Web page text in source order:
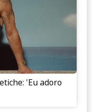
'Eu adoro